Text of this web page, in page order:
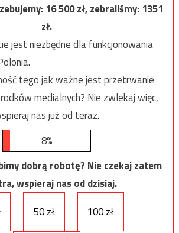
16 500zł, zebraliśmy:1351
zł.
jest niezbędne dla funkcjonowania
tego jak ważne jest przetrwanie
medialnych? Nie zwlekaj więc,
nas już od teraz.
8%
dobrą robotę? Nie czekaj zatem
wspieraj nas od dzisiaj.
50 zł 100 zł